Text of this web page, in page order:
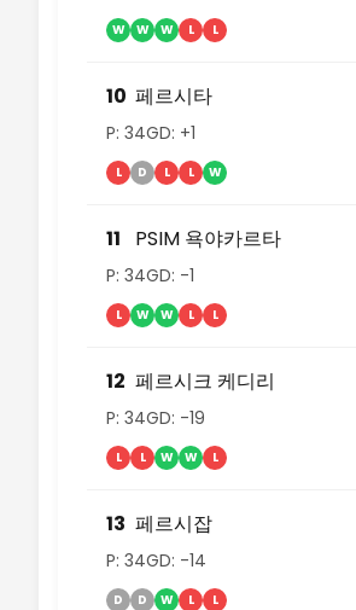
W W W L L
10 페르시타
P: 34GD: +1
L D L L W
11 PSIM 욕야카르타
P: 34GD: -1
L W W L L
12 페르시크 케디리
P: 34GD: -19
L L W W L
13 페르시잡
P: 34GD: -14
D D W L L